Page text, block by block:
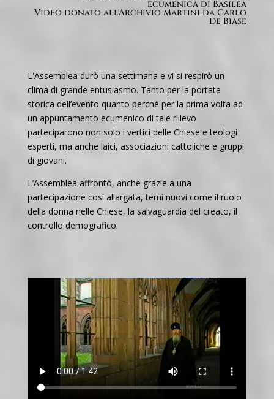
ecumenica di Basilea
Video donato all'Archivio Martini da Carlo
De Biase
L'Assemblea durò una settimana e vi si respirò un
clima di grande entusiasmo. Tanto per la portata
storica dell’evento quanto perché per la prima volta ad
un appuntamento ecumenico di tale rilievo
parteciparono non solo i vertici delle Chiese e teologi
esperti, ma anche laici, associazioni cattoliche e gruppi
di giovani.
L’Assemblea affrontò, anche grazie a una
partecipazione così allargata, temi nuovi come il ruolo
della donna nelle Chiese, la salvaguardia del creato, il
controllo demografico.